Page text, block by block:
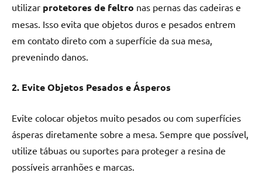
utilizar protetores de feltro nas pernas das cadeiras e
mesas. Isso evita que objetos duros e pesados entrem
em contato direto com a superfície da sua mesa,
prevenindo danos.
2. Evite Objetos Pesados e Ásperos
Evite colocar objetos muito pesados ou com superfícies
ásperas diretamente sobre a mesa. Sempre que possível,
utilize tábuas ou suportes para proteger a resina de
possíveis arranhões e marcas.